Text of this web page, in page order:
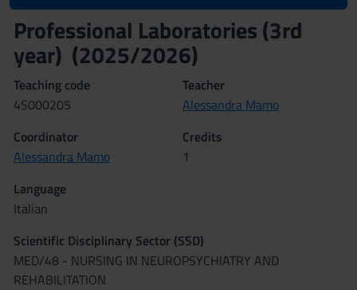
Professional Laboratories (3rd
year) (2025/2026)
Teaching code
4S000205
Teacher
Alessandra Mamo
Coordinator
Alessandra Mamo
Credits
1
Language
Italian
Scientific Disciplinary Sector (SSD)
MED/48 - NURSING IN NEUROPSYCHIATRY AND
REHABILITATION